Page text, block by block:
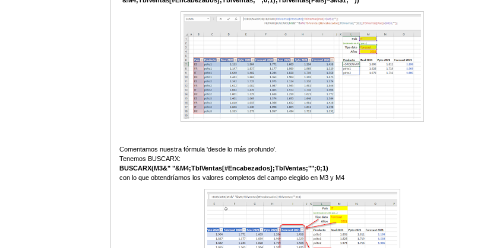
Comentamos nuestra fórmula 'desde lo más profundo'.
Tenemos BUSCARX:
BUSCARX(M3&" "&M4;TblVentas[#Encabezados];TblVentas;"";0;1)
con lo que obtendríamos los valores completos del campo elegido en M3 y M4